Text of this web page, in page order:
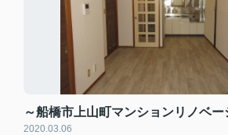
～船橋市上山町マンションリノベー
2020.03.06